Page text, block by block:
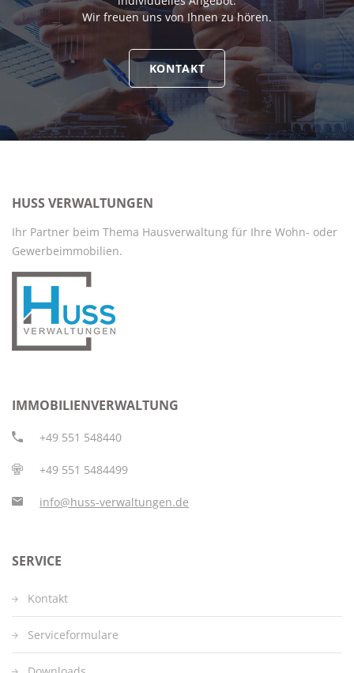
Wir freuen uns von Ihnen zu hören.
KONTAKT
HUSS VERWALTUNGEN
Ihr Partner beim Thema Hausverwaltung für Ihre Wohn- oder
Gewerbeimmobilien.
IMMOBILIENVERWALTUNG
+49 551 548440
+49 551 5484499
info@huss-verwaltungen.de
SERVICE
Kontakt
Serviceformulare